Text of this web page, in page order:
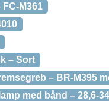
M361
– Sort
– BR-M395
med bånd – 28,6-